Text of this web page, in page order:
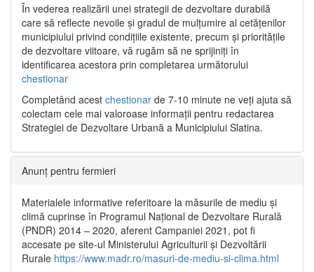
În vederea realizării unei strategii de dezvoltare durabilă
care să reflecte nevoile și gradul de mulțumire al cetățenilor
municipiului privind condițiile existente, precum și prioritățile
de dezvoltare viitoare, vă rugăm să ne sprijiniți în
identificarea acestora prin completarea următorului
chestionar
Completând acest chestionar de 7-10 minute ne veți ajuta să
colectam cele mai valoroase informații pentru redactarea
Strategiei de Dezvoltare Urbană a Municipiului Slatina.
Anunț pentru fermieri
Materialele informative referitoare la măsurile de mediu și
climă cuprinse în Programul Național de Dezvoltare Rurală
(PNDR) 2014 – 2020, aferent Campaniei 2021, pot fi
accesate pe site-ul Ministerului Agriculturii și Dezvoltării
Rurale https://www.madr.ro/masuri-de-mediu-si-clima.html